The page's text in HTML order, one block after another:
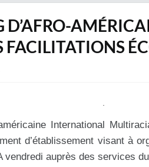
FACILITATIONS
International
d’établissement visant à
vendredi auprès des services